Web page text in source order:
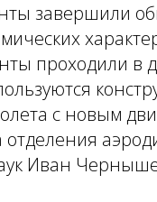
завершили
проходили в
с новым
отделения
Иван